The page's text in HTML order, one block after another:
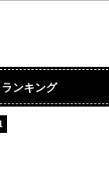
ランキング